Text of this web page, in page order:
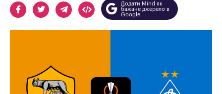
Додати Mind як
бажане джерело в
Google